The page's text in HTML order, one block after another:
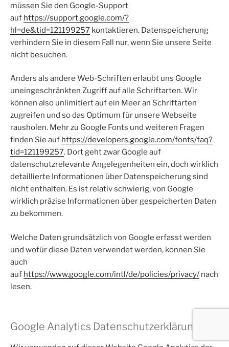
müssen Sie den Google-Support
auf https://support.google.com/?
hl=de&tid=121199257 kontaktieren. Datenspeicherung
verhindern Sie in diesem Fall nur, wenn Sie unsere Seite
nicht besuchen.
Anders als andere Web-Schriften erlaubt uns Google
uneingeschränkten Zugriff auf alle Schriftarten. Wir
können also unlimitiert auf ein Meer an Schriftarten
zugreifen und so das Optimum für unsere Webseite
rausholen. Mehr zu Google Fonts und weiteren Fragen
finden Sie auf https://developers.google.com/fonts/faq?
tid=121199257. Dort geht zwar Google auf
datenschutzrelevante Angelegenheiten ein, doch wirklich
detaillierte Informationen über Datenspeicherung sind
nicht enthalten. Es ist relativ schwierig, von Google
wirklich präzise Informationen über gespeicherten Daten
zu bekommen.
Welche Daten grundsätzlich von Google erfasst werden
und wofür diese Daten verwendet werden, können Sie
auch
auf https://www.google.com/intl/de/policies/privacy/ nach
lesen.
Google Analytics Datenschutzerklärung